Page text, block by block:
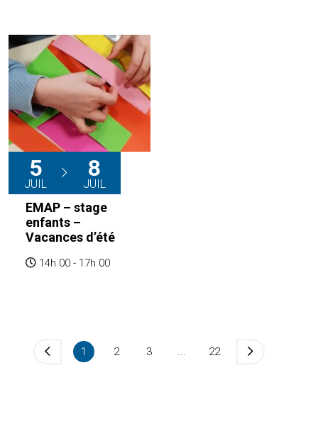
5
JUIL
8
JUIL
EMAP – stage
enfants –
Vacances d’été
14h 00 - 17h 00
1 2 3 ... 22